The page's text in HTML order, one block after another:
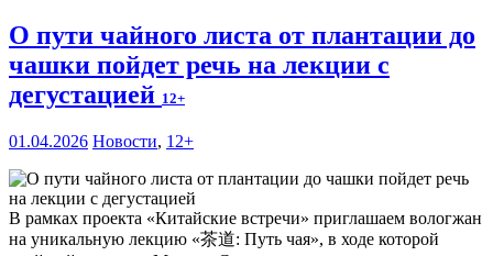
О пути чайного листа от плантации до
чашки пойдет речь на лекции с
дегустацией 12+
01.04.2026 Новости, 12+
В рамках проекта «Китайские встречи» приглашаем вологжан
на уникальную лекцию «茶道: Путь чая», в ходе которой